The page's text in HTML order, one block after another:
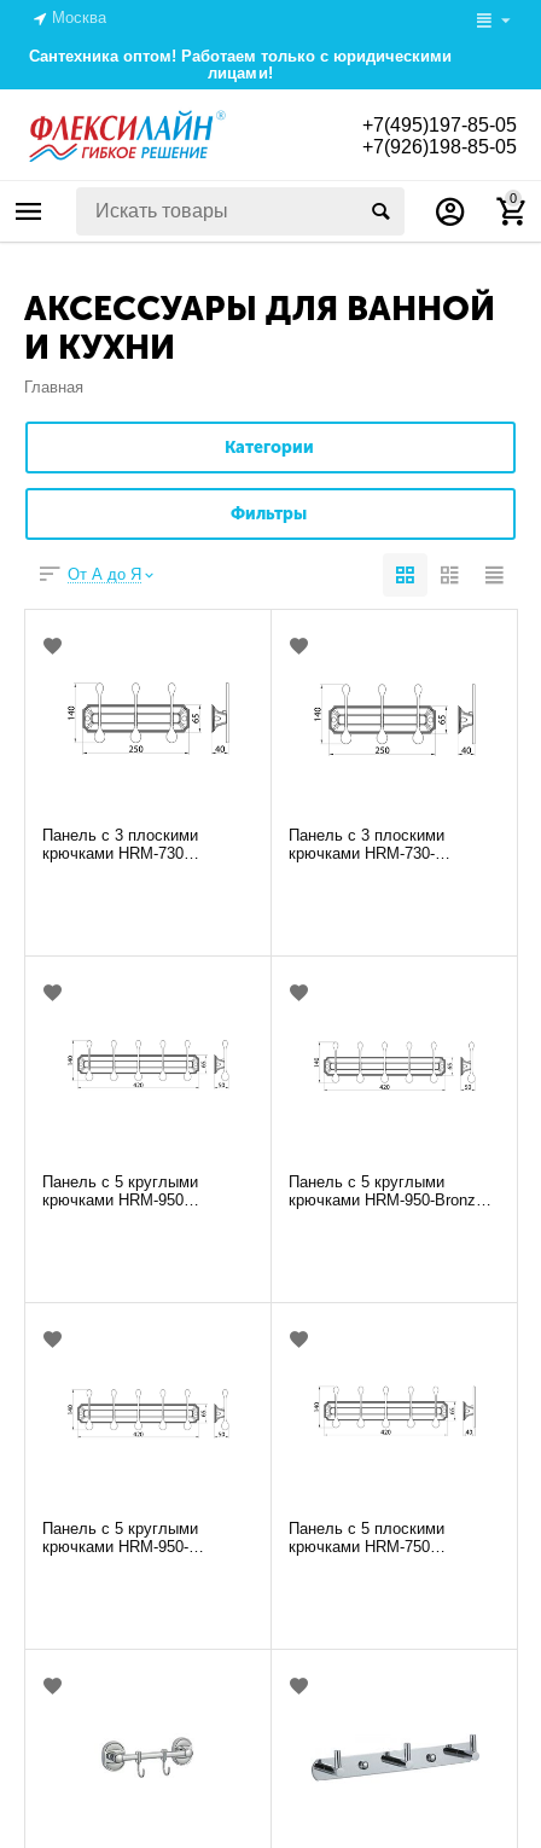
Москва
Сантехника оптом! Работаем только с юридическими
лицами!
+7(495)197-85-05
+7(926)198-85-05
0
АКСЕССУАРЫ ДЛЯ ВАННОЙ
И КУХНИ
Главная
Категории
Фильтры
От А до Я
Панель с 3 плоскими
крючками HRM-730
Панель с 3 плоскими
крючками HRM-730-
Панель с 5 круглыми
крючками HRM-950
Панель с 5 круглыми
крючками HRM-950-Bronze
Панель с 5 круглыми
крючками HRM-950-
Панель с 5 плоскими
крючками HRM-750